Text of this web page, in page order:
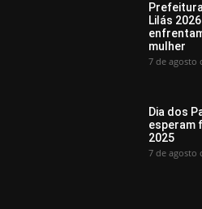
Lilás
mulher
7 de agosto
Dia dos
esperam
2025
7 de agosto